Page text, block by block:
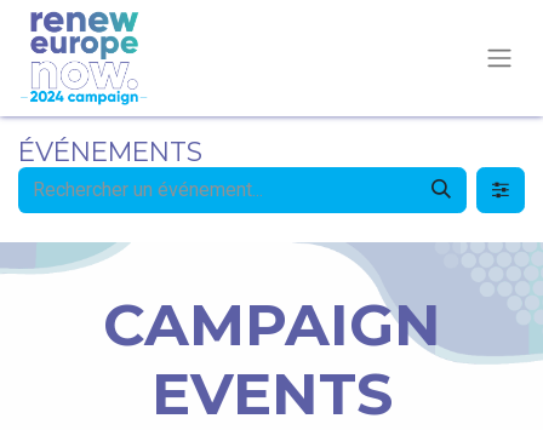
ÉVÉNEMENTS
CAMPAIGN
EVENTS